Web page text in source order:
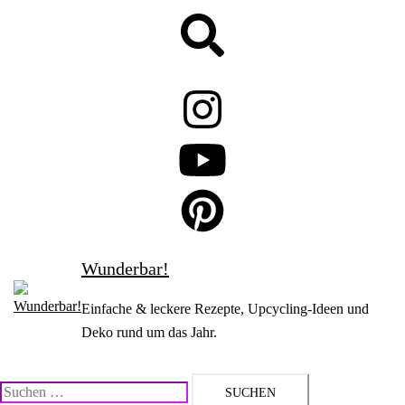
Wunderbar!
Einfache & leckere Rezepte, Upcycling-Ideen und
Deko rund um das Jahr.
Suchen